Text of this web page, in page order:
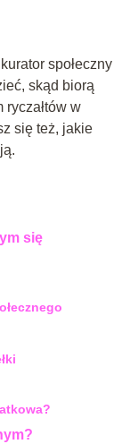
społeczny
skąd biorą
w
się też, jakie
się